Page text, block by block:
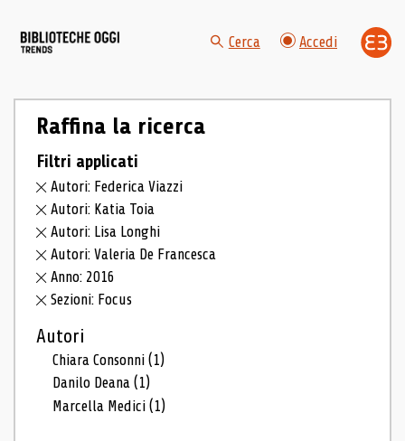
Cerca Accedi
Raffina la ricerca
Filtri applicati
Autori: Federica Viazzi
Autori: Katia Toia
Autori: Lisa Longhi
Autori: Valeria De Francesca
Anno: 2016
Sezioni: Focus
Autori
Chiara Consonni(1)
Danilo Deana(1)
Marcella Medici(1)